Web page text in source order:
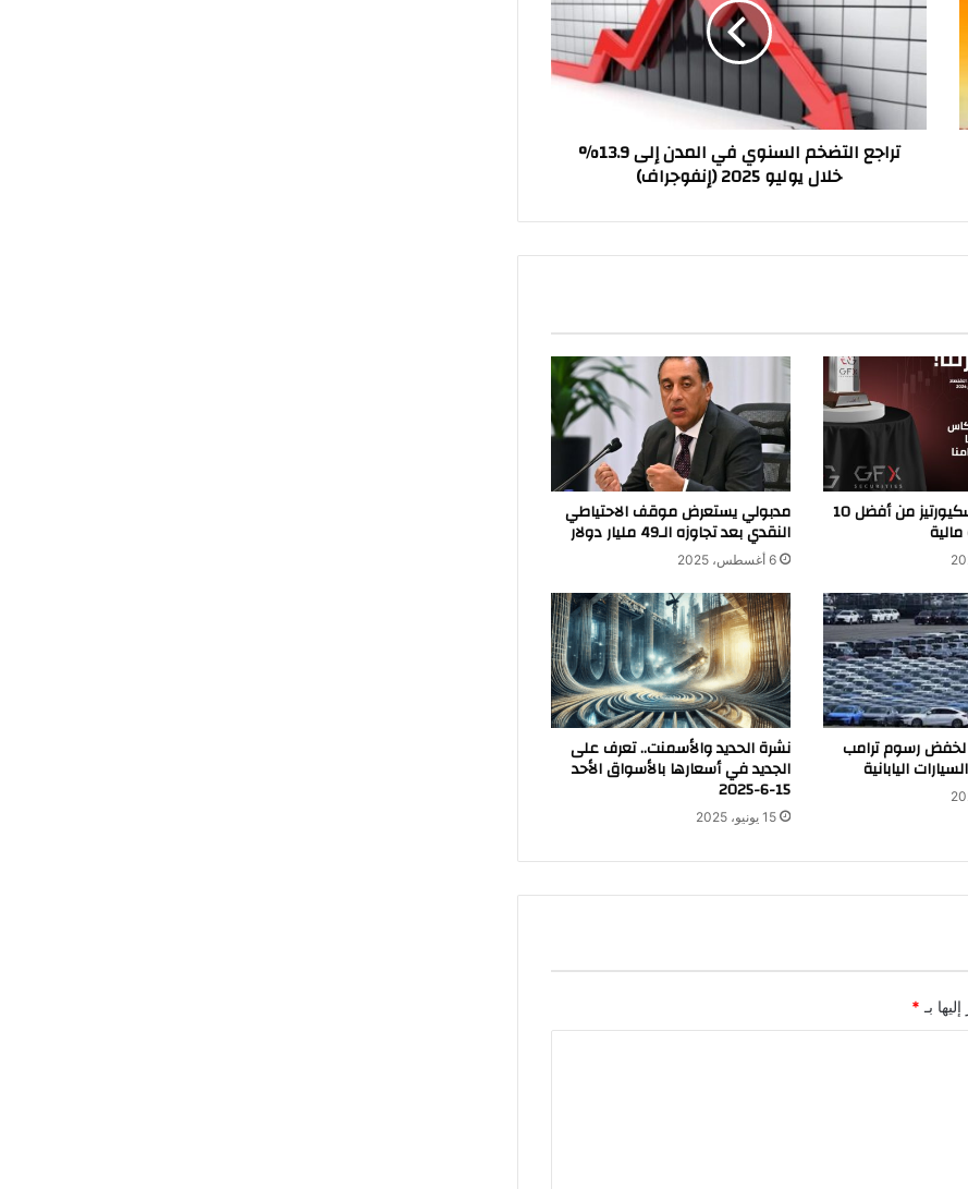
في
المدن
إلى
خلال
يوليو
2025
تراجع التضخم السنوي في المدن إلى 13.9%
خلال يوليو 2025 (إنفوجراف)
جى اف اكس سكيورتيز من أفضل 10 مدبولي يستعرض موقف الاحتياطي
النقدي بعد تجاوزه الـ49 مليار دولار
6 أغسطس، 2025
رسوم ترامب
اليابانية
نشرة الحديد والأسمنت.. تعرف على
الجديد في أسعارها بالأسواق الأحد
15-6-2025
15 يونيو، 2025
بـ *